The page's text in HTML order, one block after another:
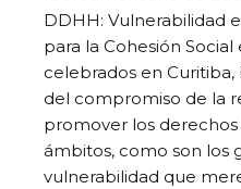
DDHH: Vulnerabilidad
para la Cohesión
celebrados en
del compromiso de la
promover los
ámbitos, como son los
vulnerabilidad que